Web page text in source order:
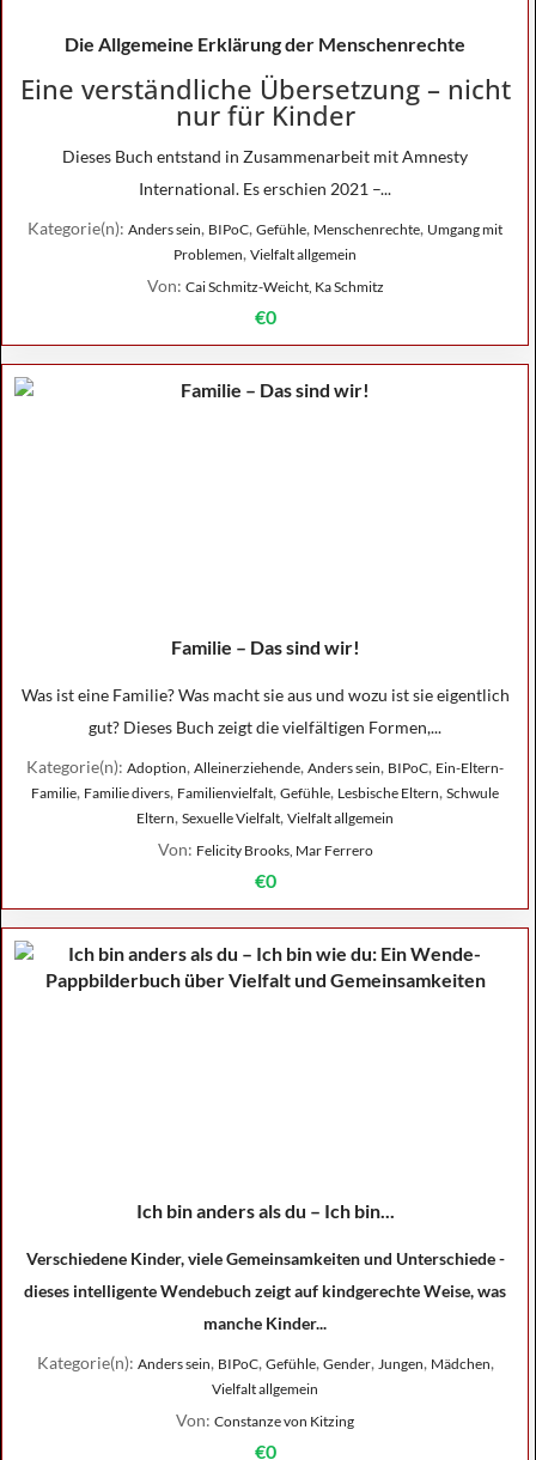
Die Allgemeine Erklärung der Menschenrechte
Eine verständliche Übersetzung – nicht
nur für Kinder
Dieses Buch entstand in Zusammenarbeit mit Amnesty
International. Es erschien 2021 –...
Kategorie(n): Anders sein, BIPoC, Gefühle, Menschenrechte, Umgang mit
Problemen, Vielfalt allgemein
Von: Cai Schmitz-Weicht, Ka Schmitz
€0
Familie – Das sind wir!
Was ist eine Familie? Was macht sie aus und wozu ist sie eigentlich
gut? Dieses Buch zeigt die vielfältigen Formen,...
Kategorie(n): Adoption, Alleinerziehende, Anders sein, BIPoC, Ein-Eltern-
Familie, Familie divers, Familienvielfalt, Gefühle, Lesbische Eltern, Schwule
Eltern, Sexuelle Vielfalt, Vielfalt allgemein
Von: Felicity Brooks, Mar Ferrero
€0
Ich bin anders als du – Ich bin...
Verschiedene Kinder, viele Gemeinsamkeiten und Unterschiede -
dieses intelligente Wendebuch zeigt auf kindgerechte Weise, was
manche Kinder...
Kategorie(n): Anders sein, BIPoC, Gefühle, Gender, Jungen, Mädchen,
Vielfalt allgemein
Von: Constanze von Kitzing
€0